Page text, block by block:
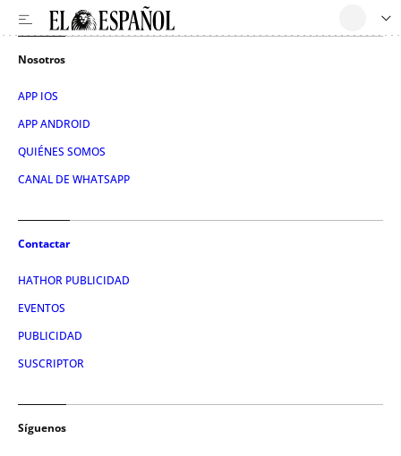
Nosotros
APP IOS
APP ANDROID
QUIÉNES SOMOS
CANAL DE WHATSAPP
Contactar
HATHOR PUBLICIDAD
EVENTOS
PUBLICIDAD
SUSCRIPTOR
Síguenos